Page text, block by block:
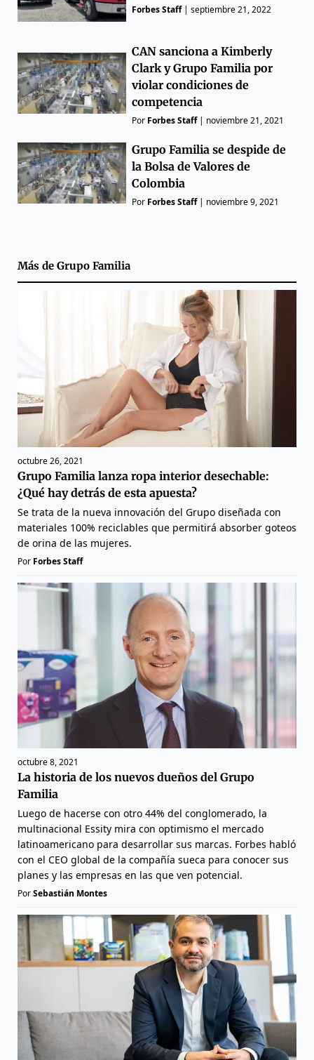
Forbes Staff|septiembre 21, 2022
CAN sanciona a Kimberly
Clark y Grupo Familia por
violar condiciones de
competencia
Por Forbes Staff| noviembre 21, 2021
Grupo Familia se despide de
la Bolsa de Valores de
Colombia
Por Forbes Staff| noviembre 9, 2021
Más de Grupo Familia
octubre 26, 2021
Grupo Familia lanza ropa interior desechable:
¿Qué hay detrás de esta apuesta?
Se trata de la nueva innovación del Grupo diseñada con
materiales 100% reciclables que permitirá absorber goteos
de orina de las mujeres.
Por Forbes Staff
octubre 8, 2021
La historia de los nuevos dueños del Grupo
Familia
Luego de hacerse con otro 44% del conglomerado, la
multinacional Essity mira con optimismo el mercado
latinoamericano para desarrollar sus marcas. Forbes habló
con el CEO global de la compañía sueca para conocer sus
planes y las empresas en las que ven potencial.
PorSebastián Montes